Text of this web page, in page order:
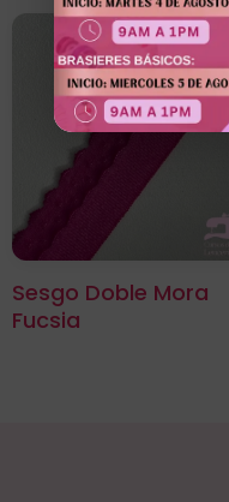
Sesgo Doble Mora
Fucsia